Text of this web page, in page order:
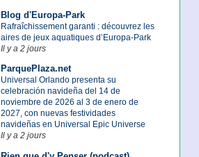
Blog d'Europa-Park
Rafraîchissement garanti : découvrez les
aires de jeux aquatiques d’Europa-Park
Il y a 2 jours
ParquePlaza.net
Universal Orlando presenta su
celebración navideña del 14 de
noviembre de 2026 al 3 de enero de
2027, con nuevas festividades
navideñas en Universal Epic Universe
Il y a 2 jours